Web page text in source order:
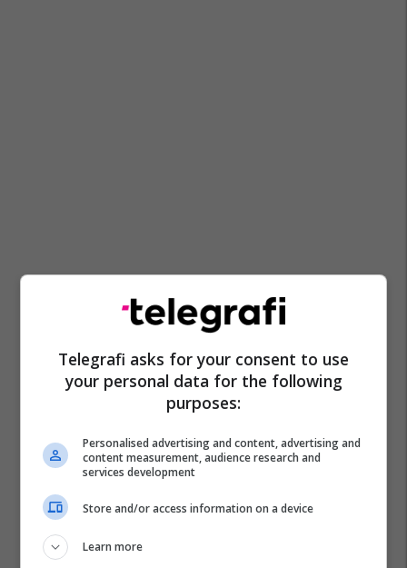
Bashkia E Shkupit Orce Gjeorgjievski
Telegrafi asks for your consent to use
your personal data for the following
purposes:
Personalised advertising and content, advertising and
content measurement, audience research and
services development
Store and/or access information on a device
Learn more